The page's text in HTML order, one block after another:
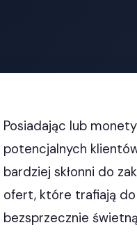
Posiadając lub
potencjalnych
bardziej skłonni do
ofert, które trafiają
bezsprzecznie